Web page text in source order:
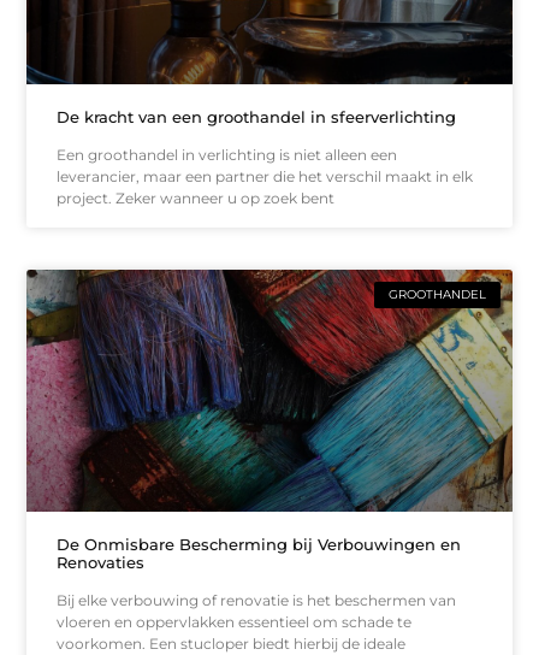
De kracht van een groothandel in sfeerverlichting
Een groothandel in verlichting is niet alleen een
leverancier, maar een partner die het verschil maakt in elk
project. Zeker wanneer u op zoek bent
GROOTHANDEL
De Onmisbare Bescherming bij Verbouwingen en
Renovaties
Bij elke verbouwing of renovatie is het beschermen van
vloeren en oppervlakken essentieel om schade te
voorkomen. Een stucloper biedt hierbij de ideale